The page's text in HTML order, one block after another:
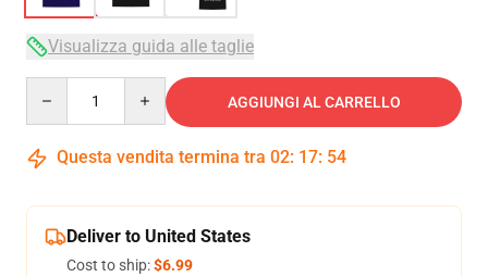
Visualizza guida alle taglie
AGGIUNGI AL CARRELLO
Questa vendita termina tra 02: 17: 53
Deliver to United States
Cost to ship:$6.99